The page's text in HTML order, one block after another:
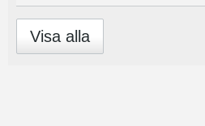
Visa alla